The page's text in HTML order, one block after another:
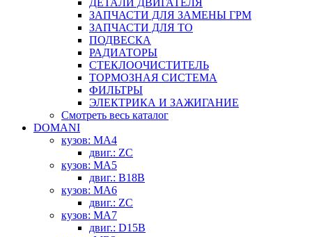
ДЕТАЛИ ДВИГАТЕЛЯ
ЗАПЧАСТИ ДЛЯ ЗАМЕНЫ ГРМ
ЗАПЧАСТИ ДЛЯ ТО
ПОДВЕСКА
РАДИАТОРЫ
СТЕКЛООЧИСТИТЕЛЬ
ТОРМОЗНАЯ СИСТЕМА
ФИЛЬТРЫ
ЭЛЕКТРИКА И ЗАЖИГАНИЕ
Смотреть весь каталог
DOMANI
кузов: MA4
двиг.: ZC
кузов: MA5
двиг.: B18B
кузов: MA6
двиг.: ZC
кузов: MA7
двиг.: D15B